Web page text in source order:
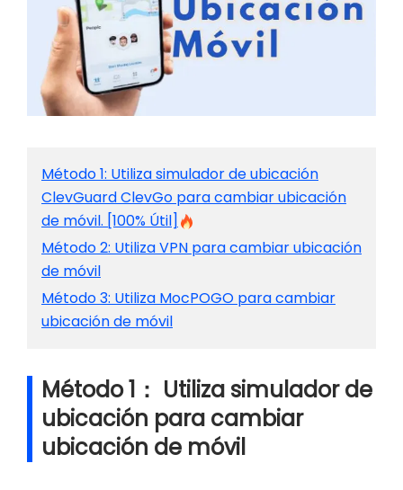
Método 1: Utiliza simulador de ubicación
ClevGuard ClevGo para cambiar ubicación
de móvil. [100% Útil]
Método 2: Utiliza VPN para cambiar ubicación
de móvil
Método 3: Utiliza MocPOGO para cambiar
ubicación de móvil
Método 1： Utiliza simulador de
ubicación para cambiar
ubicación de móvil